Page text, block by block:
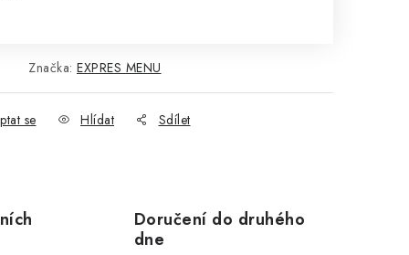
Značka: EXPRES MENU
se Hlídat Sdílet
Doručení do druhého
dne